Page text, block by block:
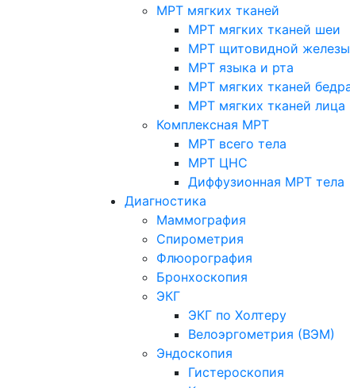
МРТ мягких тканей
МРТ мягких тканей шеи
МРТ щитовидной железы
МРТ языка и рта
МРТ мягких тканей
МРТ мягких тканей лица
Комплексная МРТ
МРТ всего тела
МРТ ЦНС
Диффузионная МРТ тела
Диагностика
Маммография
Спирометрия
Флюорография
Бронхоскопия
ЭКГ
ЭКГ по Холтеру
Велоэргометрия (ВЭМ)
Эндоскопия
Гистероскопия